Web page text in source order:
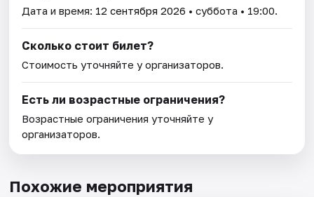
Дата и время: 12 сентября 2026 • суббота • 19:00.
Сколько стоит билет?
Стоимость уточняйте у организаторов.
Есть ли возрастные ограничения?
Возрастные ограничения уточняйте у
организаторов.
Похожие мероприятия